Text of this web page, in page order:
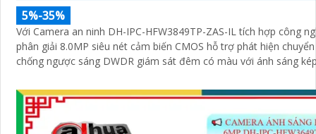
5%-35%
Với Camera an ninh DH-IPC-HFW3849TP-ZAS-IL tích hợp công
phân giải 8.0MP siêu nét cảm biến CMOS hỗ trợ phát hiện
chống ngược sáng DWDR giám sát đêm có màu với ánh sáng